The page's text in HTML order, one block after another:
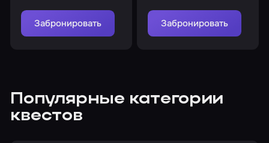
007 – Джеймса Бонда
Забронировать
воплотиться все ваши
ночные кошмары
Забронировать
Популярные категории
квестов